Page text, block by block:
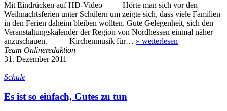
Mit Eindrücken auf HD-Video — Hörte man sich vor den
Weihnachtsferien unter Schülern um zeigte sich, dass viele Familien
in den Ferien daheim bleiben wollten. Gute Gelegenheit, sich den
Veranstaltungskalender der Region von Nordhessen einmal näher
anzuschauen. — Kirchenmusik für… » weiterlesen
Team Onlineredaktion
31. Dezember 2011
Schule
Es ist so einfach, Gutes zu tun